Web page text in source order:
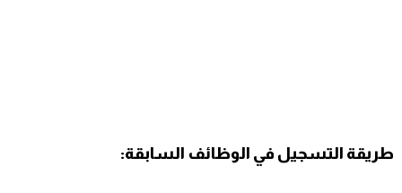
طريقة التسجيل في الوظائف السابقة: